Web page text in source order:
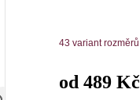
43 variant rozměrů
od 489 Kč